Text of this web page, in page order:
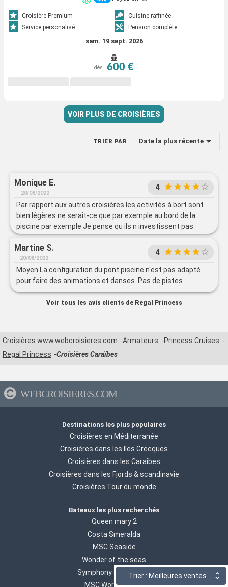
Trier : Meilleures ventes
Croisière Premium
Cuisine raffinée
Service personalisé
Pension complète
sam. 19 sept. 2026
dès 600 €
VOIR PLUS DE CROISIÈRES
TRIER PAR Date la plus récente
Monique E.
20/08/2022
4
Par rapport aux autres croisières les activités à bort sont
bien légères ne serait-ce que par exemple au bord de la
piscine par exemple Je pense qu ils n investissent pas
assez pour les animations
Martine S.
20/08/2022
4
Moyen La configuration du pont piscine n'est pas adapté
pour faire des animations et danses. Pas de pistes
Voir tous les avis clients de Regal Princess
Croisières www.webcroisieres.com Armateurs
Princess Cruises
Regal Princess
Croisières Caraïbes
WEBCROISIERES.COM
Destinations les plus populaires
Croisières en Méditerranée
Croisières dans les Iles Grecques
Croisières dans les Caraibes
Croisières dans les Fjords & scandinavie
Croisières Tour du monde
Bateaux les plus recherchés
Queen mary 2
Costa Smeralda
MSC Seaside
Wonder of the seas
Symphony of the seas
MSC World Europa